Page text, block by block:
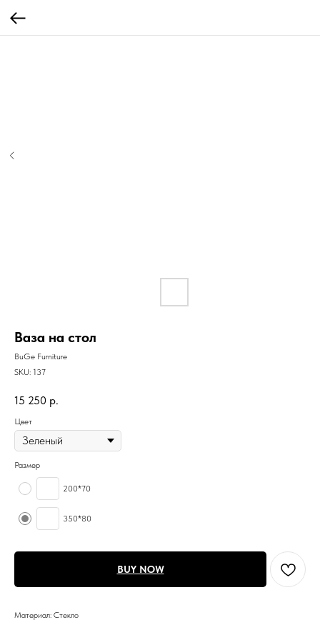
Ваза на стол
BuGe Furniture
SKU: 137
15 250 р.
Цвет
Размер
200*70
350*80
BUY NOW
Материал: Стекло